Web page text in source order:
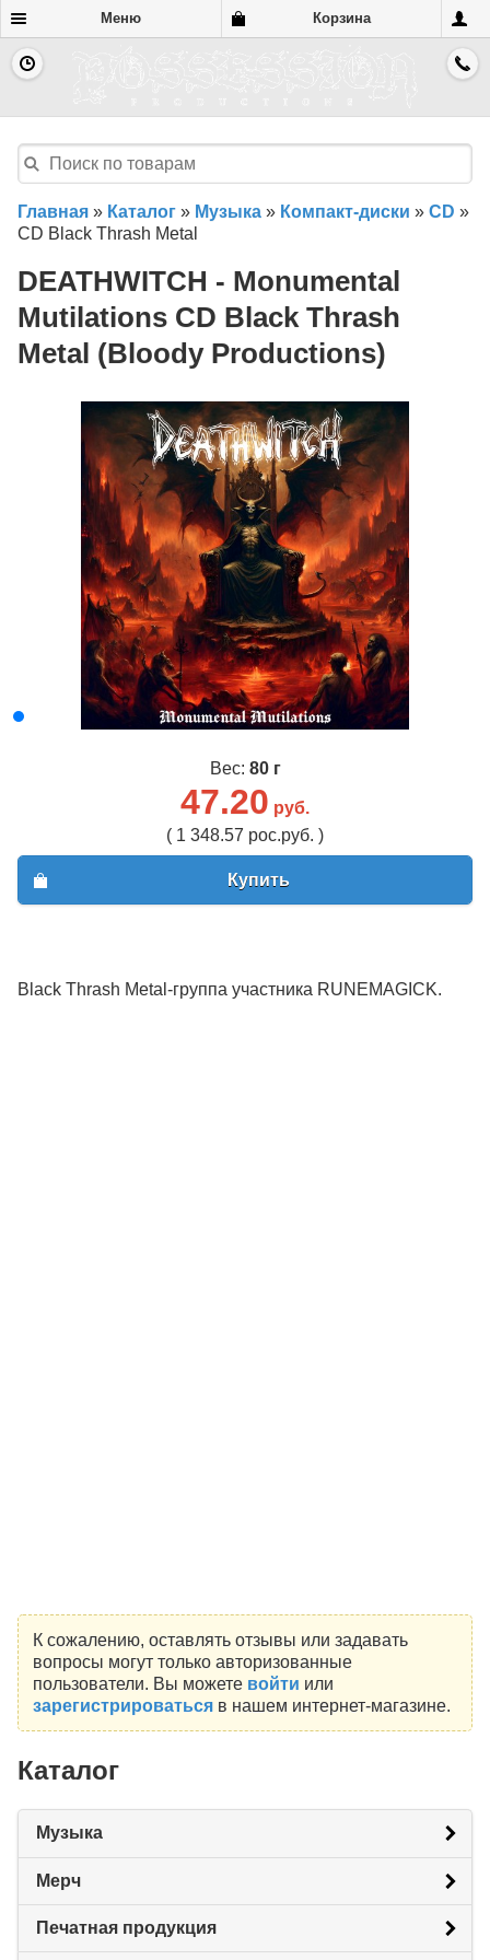
Меню Корзина
Главная » Каталог » Музыка » Компакт-диски » CD »
CD Black Thrash Metal
DEATHWITCH - Monumental
Mutilations CD Black Thrash
Metal (Bloody Productions)
Вес: 80 г
47.20 руб.
( 1 348.57 рос.руб. )
Купить
Black Thrash Metal-группа участника RUNEMAGICK.
К сожалению, оставлять отзывы или задавать
вопросы могут только авторизованные
пользователи. Вы можете войти или
зарегистрироватьсяв нашем интернет-магазине.
Каталог
Музыка
Мерч
Печатная продукция